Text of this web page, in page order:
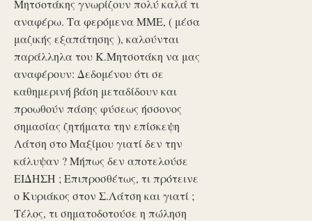
Μητσοτάκης γνωρίζουν πολύ καλά τι
αναφέρω. Τα φερόμενα ΜΜΕ, ( μέσα
μαζικής εξαπάτησης ), καλούνται
παράλληλα του Κ.Μητσοτάκη να μας
αναφέρουν: Δεδομένου ότι σε
καθημερινή βάση μεταδίδουν και
προωθούν πάσης φύσεως ήσσονος
σημασίας ζητήματα την επίσκεψη
Λάτση στο Μαξίμου γιατί δεν την
κάλυψαν ? Μήπως δεν αποτελούσε
ΕΙΔΗΣΗ ; Επιπροσθέτως, τι πρότεινε
ο Κυριάκος στον Σ.Λάτση και γιατί ;
Τέλος, τι σηματοδοτούσε η πώληση